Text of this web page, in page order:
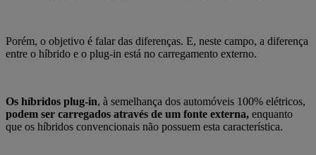
Porém, o objetivo é falar das diferenças. E, neste campo, a diferença
entre o híbrido e o plug-in está no carregamento externo.
Os híbridos plug-in, à semelhança dos automóveis 100% elétricos,
podem ser carregados através de um fonte externa, enquanto
que os híbridos convencionais não possuem esta característica.